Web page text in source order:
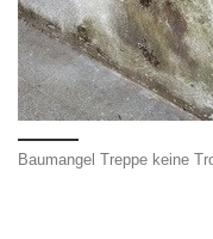
Baumangel Treppe keine